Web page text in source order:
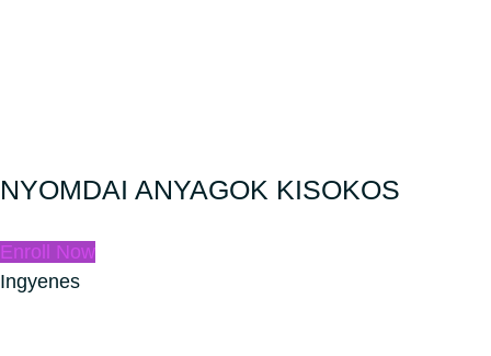
NYOMDAI ANYAGOK KISOKOS
Enroll Now
Ingyenes